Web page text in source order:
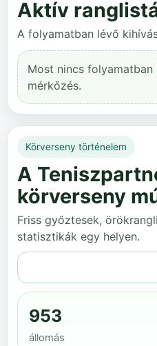
Aktív
A folyamatban lévő
Most nincs folyamatban
mérkőzés.
Körverseny történelem
A
körverseny
Friss győztesek,
statisztikák egy helyen.
953
állomás